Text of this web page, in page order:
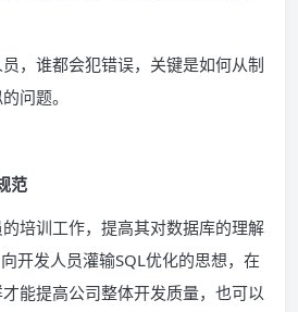
，谁都会犯错误，关键是如何从制
问题。
范
培训工作，提高其对数据库的理解
开发人员灌输SQL优化的思想，在
能提高公司整体开发质量，也可以